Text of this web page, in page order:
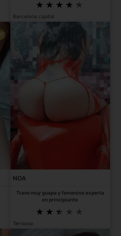
Barcelona capital
NOA
Trans muy guapa y femenina experta
en principiante
Terrassa